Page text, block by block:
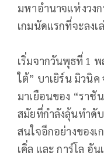
มหาอำนาจแห่งวง
เกมนัดแรกที่จะลง
เริ่มจากวันพุธที่ 1 พ
ใต้” บาเยิร์น มิวนิ
มาเยือนของ “ราชั
สมัยที่กำลังลุ้นทำดั
สนใจอีกอย่างของ
เคิ่ล และ การ์โล อั